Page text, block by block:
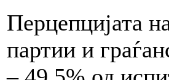
Перцепцијата
партии и